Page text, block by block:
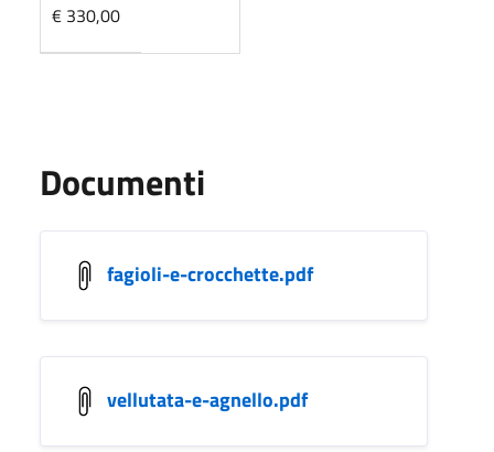
€ 330,00
Documenti
fagioli-e-crocchette.pdf
vellutata-e-agnello.pdf